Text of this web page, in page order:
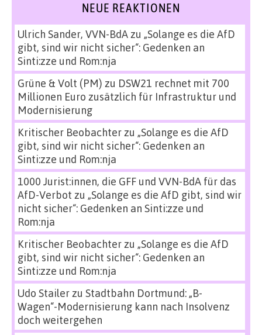
NEUE REAKTIONEN
Ulrich Sander, VVN-BdAzu „Solange es die AfD
gibt, sind wir nicht sicher“: Gedenken an
Sinti:zze und Rom:nja
Grüne & Volt (PM) zu DSW21 rechnet mit 700
Millionen Euro zusätzlich für Infrastruktur und
Modernisierung
Kritischer Beobachterzu „Solange es die AfD
gibt, sind wir nicht sicher“: Gedenken an
Sinti:zze und Rom:nja
1000 Jurist:innen, die GFF und VVN-BdA für das
AfD-Verbot zu „Solange es die AfD gibt, sind wir
nicht sicher“: Gedenken an Sinti:zze und
Rom:nja
Kritischer Beobachterzu „Solange es die AfD
gibt, sind wir nicht sicher“: Gedenken an
Sinti:zze und Rom:nja
Udo Stailerzu Stadtbahn Dortmund: „B-
Wagen“-Modernisierung kann nach Insolvenz
doch weitergehen